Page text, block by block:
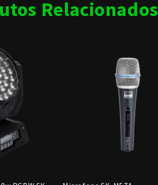
Relacionados